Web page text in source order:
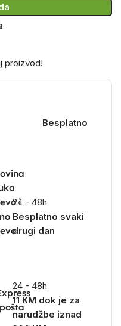
proizvod!
Besplatno
i
24 - 48h
Besplatno svaki
drugi dan
24 - 48h
11 KM dok je za
narudžbe iznad